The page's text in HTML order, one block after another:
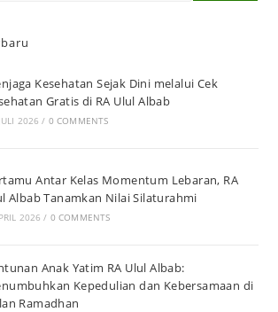
Kesehatan Sejak Dini melalui Cek
Gratis di RA Ulul Albab
2026 / 0 COMMENTS
Antar Kelas Momentum Lebaran, RA
Albab Tanamkan Nilai Silaturahmi
2026 / 0 COMMENTS
Anak Yatim RA Ulul Albab:
Kepedulian dan Kebersamaan di
Ramadhan